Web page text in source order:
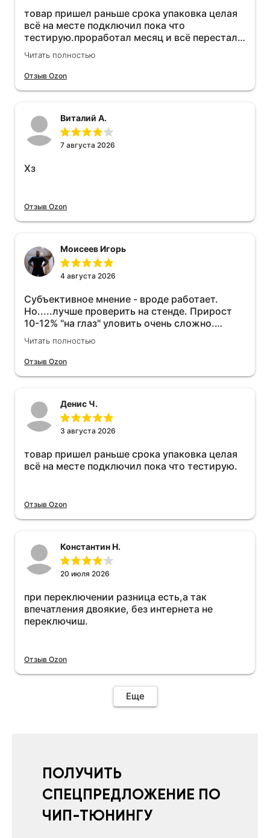
товар пришел раньше срока упаковка целая
всё на месте подключил пока что
тестирую.проработал месяц и всё перестал
работать прибавился расход топлива , очень
жаль деньги на ветер
Читать полностью
Отзыв Ozon
Виталий А.
7 августа 2026
Хз
Отзыв Ozon
Моисеев Игорь
4 августа 2026
Субъективное мнение - вроде работает.
Но.....лучше проверить на стенде. Прирост
10-12% "на глаз" уловить очень сложно.
Покатаюсь, потом отключу и посмотрю, что
будет 😁.
Читать полностью
Отзыв Ozon
Денис Ч.
3 августа 2026
товар пришел раньше срока упаковка целая
всё на месте подключил пока что тестирую.
Отзыв Ozon
Константин Н.
20 июля 2026
при переключении разница есть,а так
впечатления двоякие, без интернета не
переключиш.
Отзыв Ozon
Еще
ПОЛУЧИТЬ
СПЕЦПРЕДЛОЖЕНИЕ ПО
ЧИП-ТЮНИНГУ